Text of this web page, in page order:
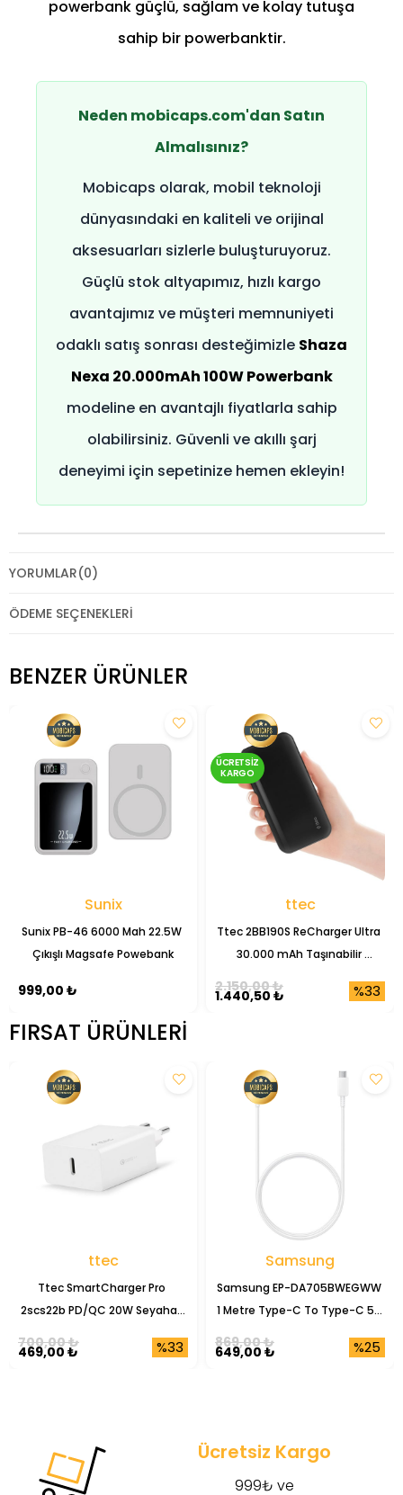
powerbank güçlü, sağlam ve kolay tutuşa
sahip bir powerbanktir.
Neden mobicaps.com'dan Satın
Almalısınız?
Mobicaps olarak, mobil teknoloji
dünyasındaki en kaliteli ve orijinal
aksesuarları sizlerle buluşturuyoruz.
Güçlü stok altyapımız, hızlı kargo
avantajımız ve müşteri memnuniyeti
odaklı satış sonrası desteğimizle Shaza
Nexa 20.000mAh 100W Powerbank
modeline en avantajlı fiyatlarla sahip
olabilirsiniz. Güvenli ve akıllı şarj
deneyimi için sepetinize hemen ekleyin!
YORUMLAR(0)
ÖDEME SEÇENEKLERI
BENZER ÜRÜNLER
Sunix
Sunix PB-46 6000 Mah 22.5W
Çıkışlı Magsafe Powebank
999,00 ₺
ttec
Ttec 2BB190S ReCharger Ultra
30.000 mAh Taşınabilir
ÜCRETSIZ
KARGO
%33
1.440,50 ₺
2.150,00 ₺
FIRSAT ÜRÜNLERI
ttec
Ttec SmartCharger Pro
2scs22b PD/QC 20W Seyahat
%33
469,00 ₺
700,00 ₺
Samsung
Samsung EP-DA705BWEGWW
1 Metre Type-C To Type-C 5A
%25
649,00 ₺
869,00 ₺
Ücretsiz Kargo
999₺ ve